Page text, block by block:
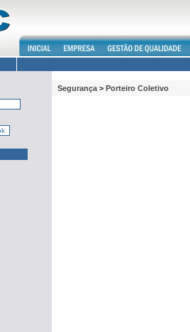
Segurança > Porteiro Coletivo